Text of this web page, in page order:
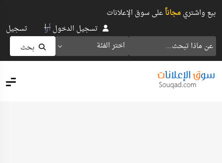
بيع واشتريمجاناًعلى سوق الإعلانات
اختر الفئة بحث
تسجيل الدخولأو تسجيل